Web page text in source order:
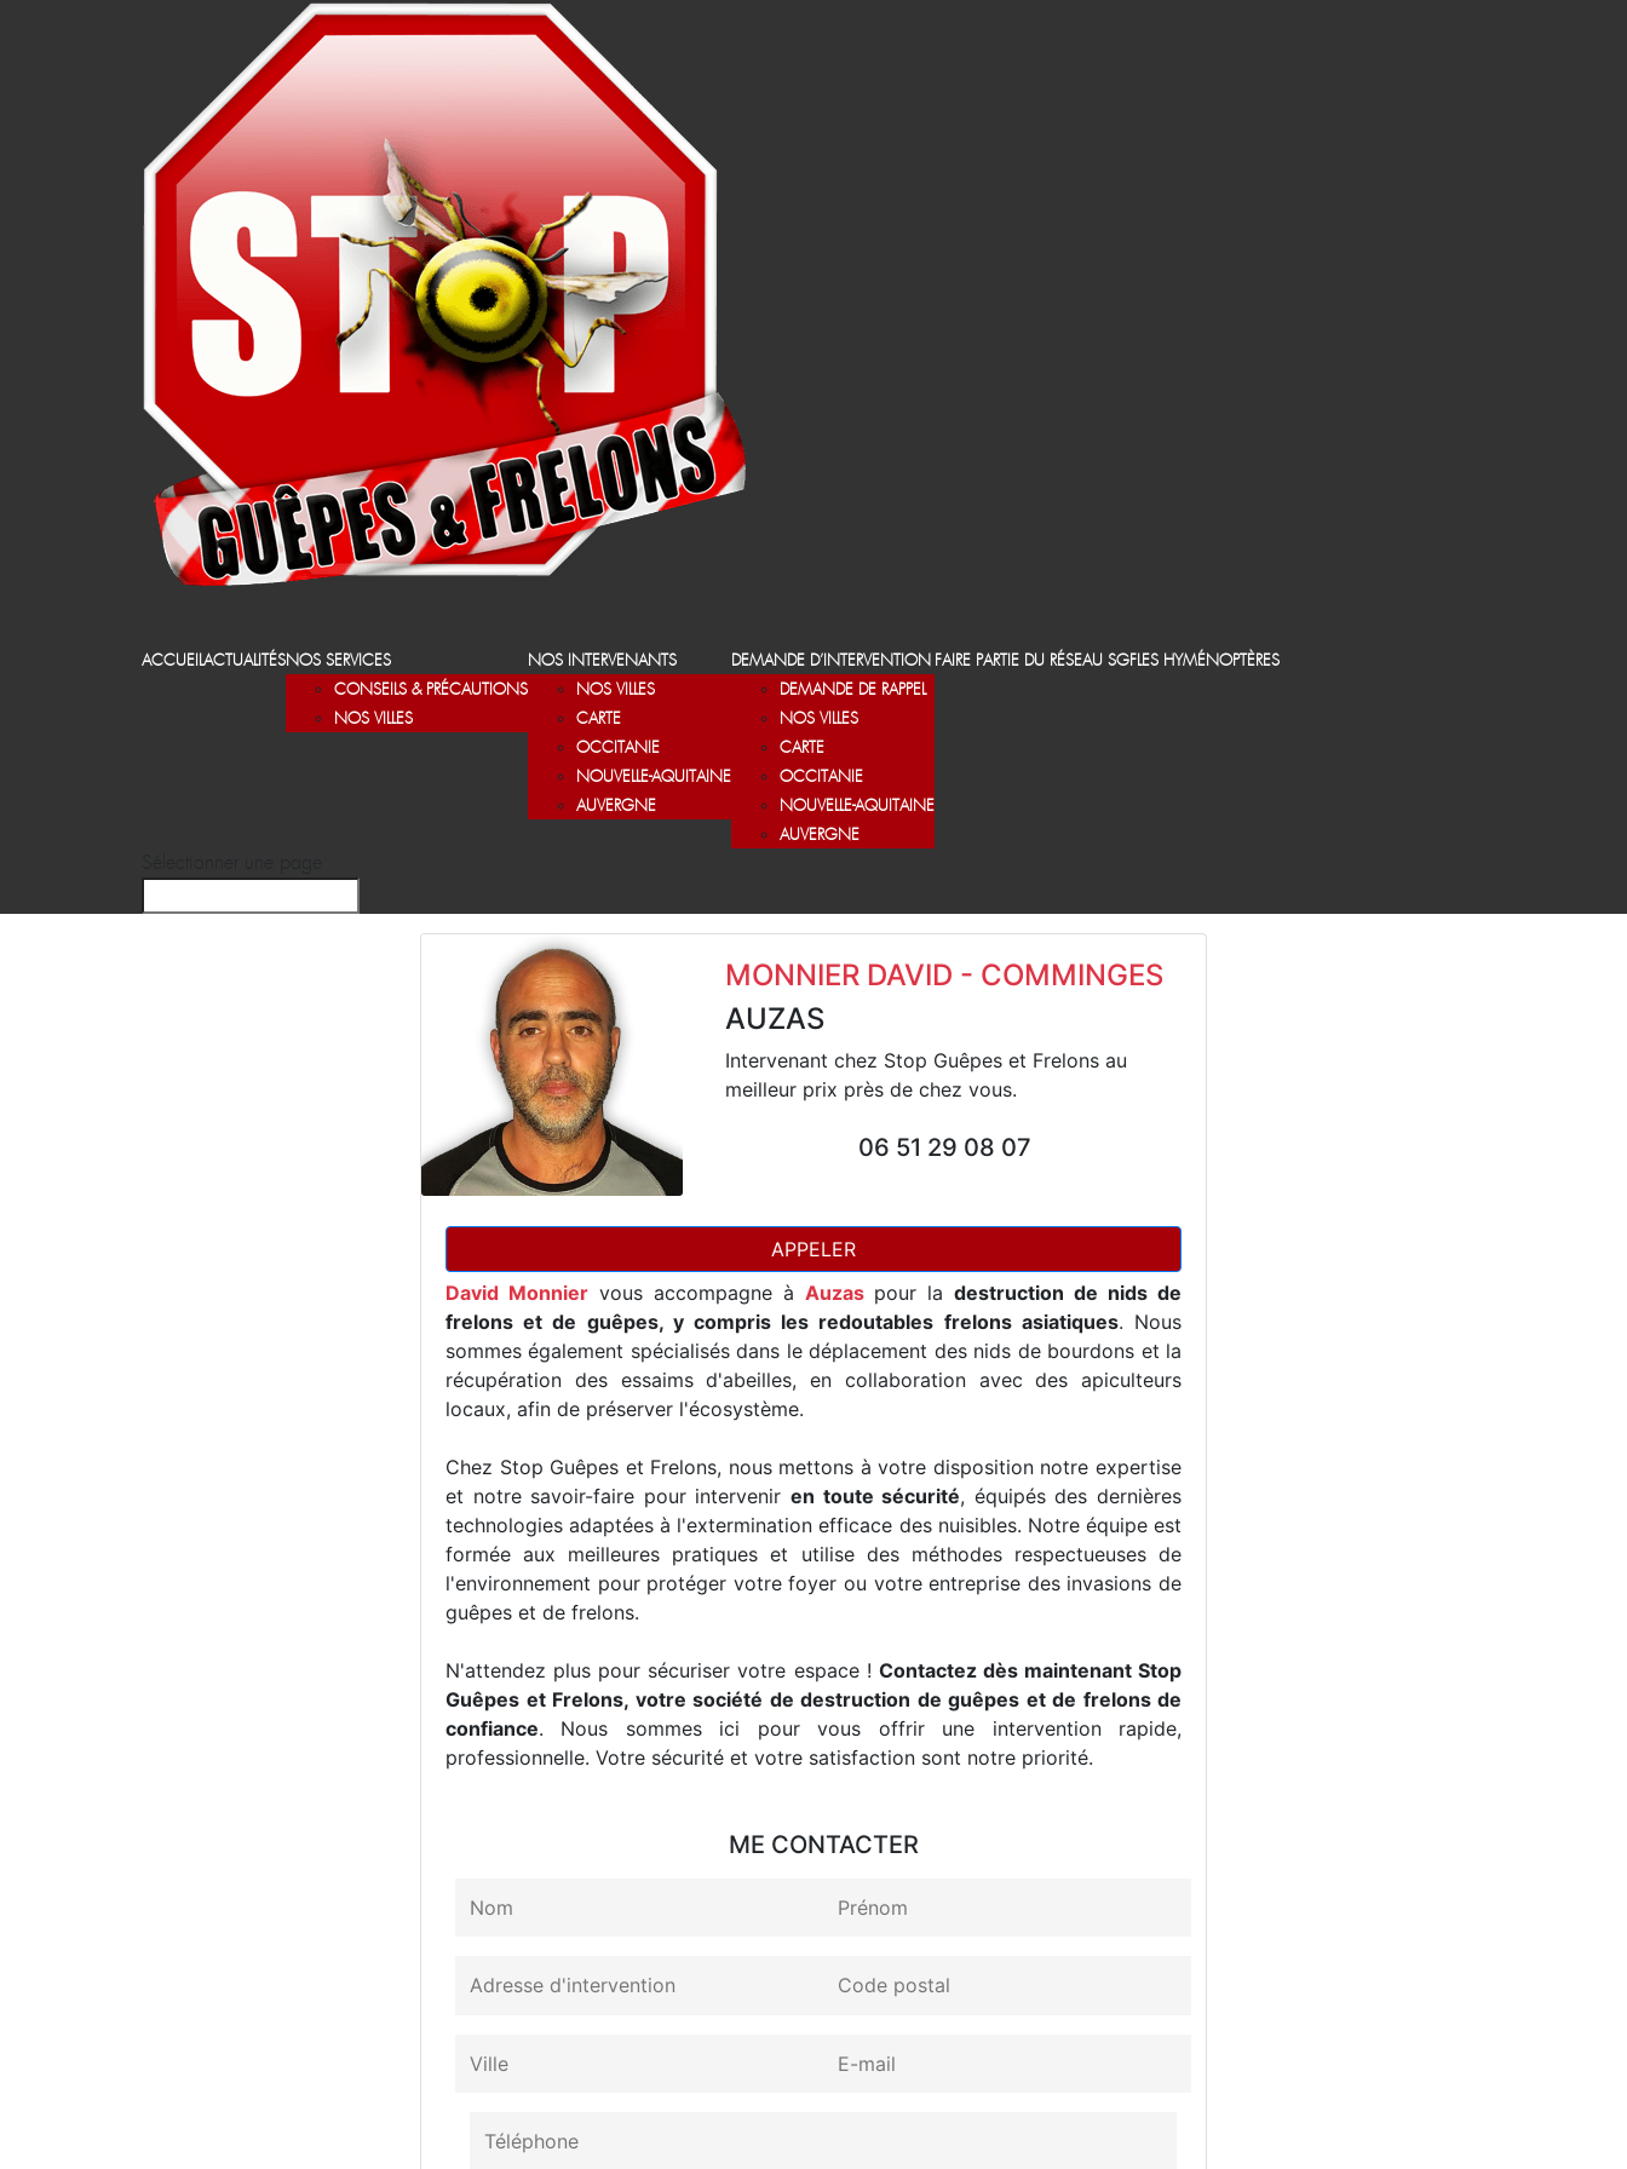
ACCUEILACTUALITÉSNOS SERVICES
CONSEILS & PRÉCAUTIONS
NOS VILLES
NOS INTERVENANTS
NOS VILLES
CARTE
OCCITANIE
NOUVELLE-AQUITAINE
AUVERGNE
DEMANDE D’INTERVENTION
DEMANDE DE RAPPEL
NOS VILLES
CARTE
OCCITANIE
NOUVELLE-AQUITAINE
AUVERGNE
FAIRE PARTIE DU RÉSEAU SGFLES HYMÉNOPTÈRES
MONNIER DAVID - COMMINGES
AUZAS
Intervenant chez Stop Guêpes et Frelons au
meilleur prix près de chez vous.
06 51 29 08 07
APPELER
David Monniervous accompagne à Auzaspour ladestruction de nids de
frelons et de guêpes, y compris les redoutables frelons asiatiques. Nous
sommes également spécialisés dans le déplacement des nids de bourdons et la
récupération des essaims d'abeilles, en collaboration avec des apiculteurs
locaux, afin de préserver l'écosystème.
Chez Stop Guêpes et Frelons, nous mettons à votre disposition notre expertise
et notre savoir-faire pour intervenir en toute sécurité, équipés des dernières
technologies adaptées à l'extermination efficace des nuisibles. Notre équipe est
formée aux meilleures pratiques et utilise des méthodes respectueuses de
l'environnement pour protéger votre foyer ou votre entreprise des invasions de
guêpes et de frelons.
N'attendez plus pour sécuriser votre espace ! Contactez dès maintenant Stop
Guêpes et Frelons, votre société de destruction de guêpes et de frelons de
confiance. Nous sommes ici pour vous offrir une intervention rapide,
professionnelle. Votre sécurité et votre satisfaction sont notre priorité.
ME CONTACTER